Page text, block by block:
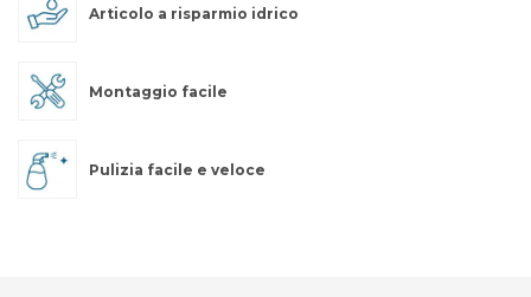
Articolo a risparmio idrico
Montaggio facile
Pulizia facile e veloce